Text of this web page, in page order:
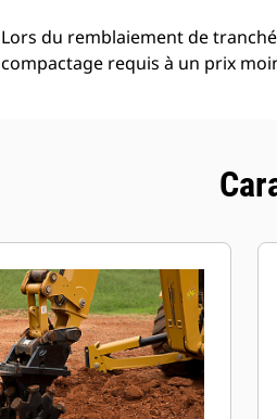
Lors du remblaiement de
compactage requis à un prix